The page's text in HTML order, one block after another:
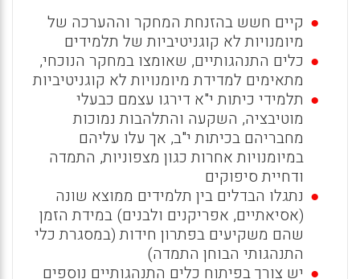
קיים חשש בהזנחת המחקר וההערכה של
מיומנויות לא קוגניטיביות של תלמידים
כלים התנהגותיים, שאומצו במחקר הנוכחי,
מתאימים למדידת מיומנויות לא קוגניטיביות
תלמידי כיתות י"א דירגו עצמם כבעלי
מוטיבציה, השקעה והתלהבות נמוכות
מחבריהם בכיתות י"ב, אך עלו עליהם
במיומנויות אחרות כגון מצפוניות, התמדה
ודחיית סיפוקים
נתגלו הבדלים בין תלמידים ממוצא שונה
(אסיאתיים, אפריקנים ולבנים) במידת הזמן
שהם משקיעים בפתרון חידות (במסגרת כלי
התנהגותי הבוחן התמדה)
יש צורך בפיתוח כלים התנהגותיים נוספים